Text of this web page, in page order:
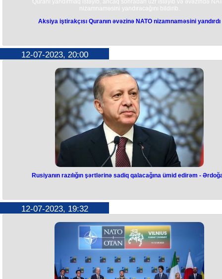
Quranı yandırmaq istəyib, ancaq sonradan üzr istəyib və əvəzində
nizamnaməsini yandıracağını bildirib.
Aksiya iştirakçısı Quranın əvəzinə NATO nizamnaməsini yandırdı
12-07-2023, 20:00
qalacağına ümid edirəm -
yerlərdə qalacaq. Bunu Türkiyə Prezidenti Rəcəb Tayyib Ərdoğan
liderlərinin sammitindən sonra keçirilən mətbuat konfransında deyib.
Ərdoğan bildirib ki, Rusiya sülhməramlıları 2025-ci ildə Qarabağı tərk
edəcək. O, Rusiyanın bu razılaşmaya sadiq qalacağına inandığını
“Razılıq bu formadadır və Rusiyanın razılığın şərtlərinə sadiq
ümid edirəm. Hörmətli qardaşım İlham Əliyev də məsələni yaxından
izləyir” – deyə Ərdoğan qeyd edib.
Rusiyanın razılığın şərtlərinə sadiq qalacağına ümid edirəm -
12-07-2023, 19:32